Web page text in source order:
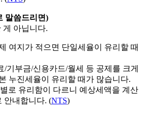
말씀드리면)
게 아닙니다.
여지가 적으면 단일세율이 유리할 때
/기부금/신용카드/월세 등 공제를 크게
누진세율이 유리할 때가 많습니다.
로 유리함이 다르니 예상세액을 계산
안내합니다. (NTS)